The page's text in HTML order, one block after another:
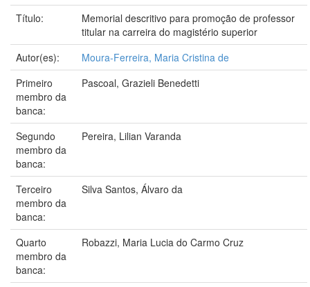
Título:
Memorial descritivo para promoção de professor
titular na carreira do magistério superior
Autor(es):
Moura-Ferreira, Maria Cristina de
Primeiro
membro da
banca:
Pascoal, Grazieli Benedetti
Segundo
membro da
banca:
Pereira, Lilian Varanda
Terceiro
membro da
banca:
Silva Santos, Álvaro da
Quarto
membro da
banca:
Robazzi, Maria Lucia do Carmo Cruz